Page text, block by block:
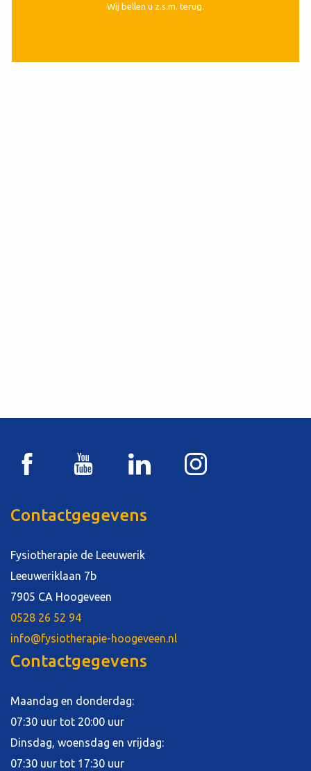
Wij bellen u z.s.m. terug.
Contactgegevens
Fysiotherapie de Leeuwerik
Leeuweriklaan 7b
7905 CA Hoogeveen
0528 26 52 94
info@fysiotherapie-hoogeveen.nl
Contactgegevens
Maandag en donderdag:
07:30 uur tot 20:00 uur
Dinsdag, woensdag en vrijdag:
07:30 uur tot 17:30 uur